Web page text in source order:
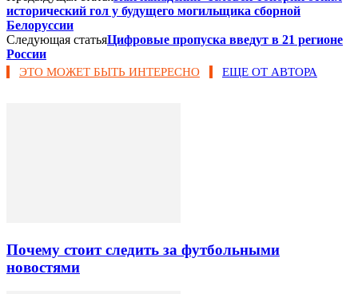
исторический гол у будущего могильщика сборной
Белоруссии
Следующая статьяЦифровые пропуска введут в 21 регионе
России
ЭТО МОЖЕТ БЫТЬ ИНТЕРЕСНО ЕЩЕ ОТ АВТОРА
Почему стоит следить за футбольными
новостями